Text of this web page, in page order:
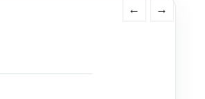
← →